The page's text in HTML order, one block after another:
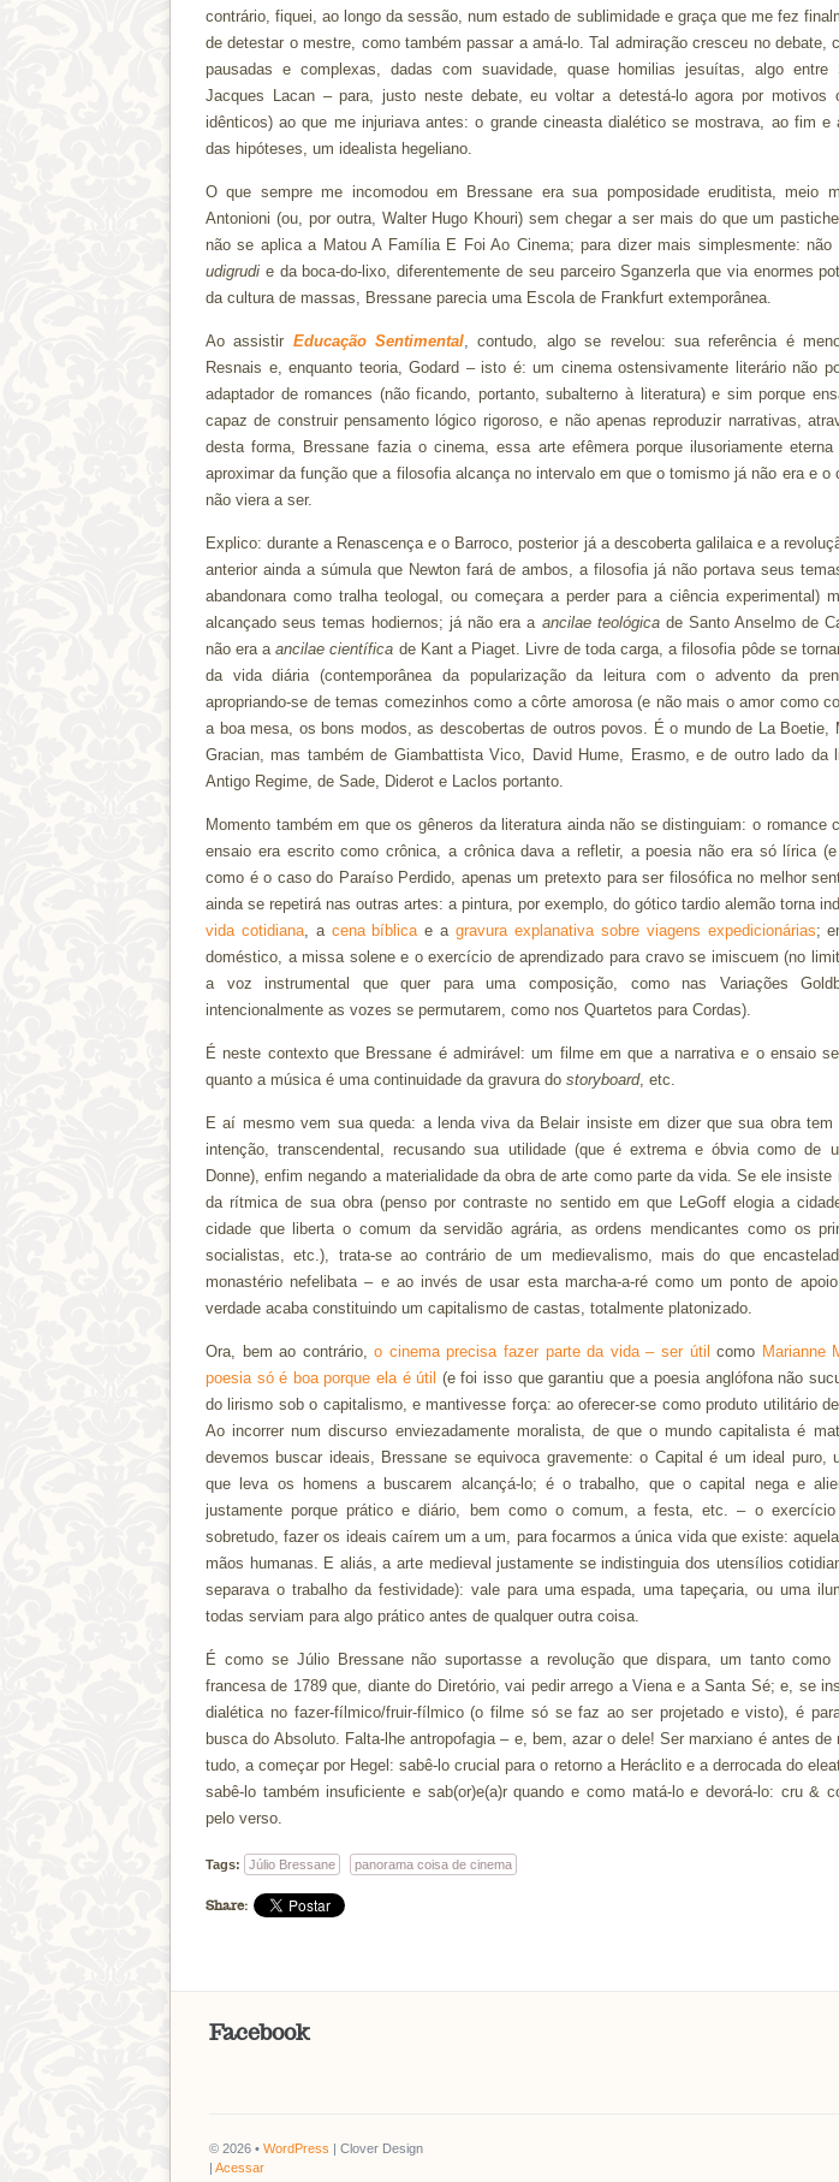
contrário, fiquei, ao longo da sessão, num estado de sublimidade e graça que me fez
de detestar o mestre, como também passar a amá-lo. Tal admiração cresceu no debate,
pausadas e complexas, dadas com suavidade, quase homilias jesuítas, algo entre
Jacques Lacan – para, justo neste debate, eu voltar a detestá-lo agora por motivos
idênticos) ao que me injuriava antes: o grande cineasta dialético se mostrava, ao fim e
das hipóteses, um idealista hegeliano.
O que sempre me incomodou em Bressane era sua pomposidade eruditista, meio
Antonioni (ou, por outra, Walter Hugo Khouri) sem chegar a ser mais do que um
não se aplica a Matou A Família E Foi Ao Cinema; para dizer mais simplesmente: não
udigrudi e da boca-do-lixo, diferentemente de seu parceiro Sganzerla que via enormes
da cultura de massas, Bressane parecia uma Escola de Frankfurt extemporânea.
Ao assistir Educação Sentimental, contudo, algo se revelou: sua referência é
Resnais e, enquanto teoria, Godard – isto é: um cinema ostensivamente literário não
adaptador de romances (não ficando, portanto, subalterno à literatura) e sim porque
capaz de construir pensamento lógico rigoroso, e não apenas reproduzir narrativas,
desta forma, Bressane fazia o cinema, essa arte efêmera porque ilusoriamente
aproximar da função que a filosofia alcança no intervalo em que o tomismo já não era e o
não viera a ser.
Explico: durante a Renascença e o Barroco, posterior já a descoberta galilaica e a
anterior ainda a súmula que Newton fará de ambos, a filosofia já não portava seus
abandonara como tralha teologal, ou começara a perder para a ciência experimental)
alcançado seus temas hodiernos; já não era a ancilae teológicade Santo Anselmo de
não era aancilae científica de Kant a Piaget. Livre de toda carga, a filosofia pôde se
da vida diária (contemporânea da popularização da leitura com o advento da
apropriando-se de temas comezinhos como a côrte amorosa (e não mais o amor como
a boa mesa, os bons modos, as descobertas de outros povos. É o mundo de La Boetie,
Gracian, mas também de Giambattista Vico, David Hume, Erasmo, e de outro lado da
Antigo Regime, de Sade, Diderot e Laclos portanto.
Momento também em que os gêneros da literatura ainda não se distinguiam: o romance
ensaio era escrito como crônica, a crônica dava a refletir, a poesia não era só lírica
como é o caso do Paraíso Perdido, apenas um pretexto para ser filosófica no melhor
ainda se repetirá nas outras artes: a pintura, por exemplo, do gótico tardio alemão torna
vida cotidiana, a cena bíblicae agravura explanativa sobre viagens expedicionárias;
doméstico, a missa solene e o exercício de aprendizado para cravo se imiscuem (no
a voz instrumental que quer para uma composição, como nas Variações
intencionalmente as vozes se permutarem, como nos Quartetos para Cordas).
É neste contexto que Bressane é admirável: um filme em que a narrativa e o ensaio
quanto a música é uma continuidade da gravura do storyboard, etc.
E aí mesmo vem sua queda: a lenda viva da Belair insiste em dizer que sua obra
intenção, transcendental, recusando sua utilidade (que é extrema e óbvia como de
Donne), enfim negando a materialidade da obra de arte como parte da vida. Se ele insiste
da rítmica de sua obra (penso por contraste no sentido em que LeGoff elogia a
cidade que liberta o comum da servidão agrária, as ordens mendicantes como os
socialistas, etc.), trata-se ao contrário de um medievalismo, mais do que
monastério nefelibata – e ao invés de usar esta marcha-a-ré como um ponto de
verdade acaba constituindo um capitalismo de castas, totalmente platonizado.
Ora, bem ao contrário,o cinema precisa fazer parte da vida – ser útil como Marianne
poesia só é boa porque ela é útil (e foi isso que garantiu que a poesia anglófona não
do lirismo sob o capitalismo, e mantivesse força: ao oferecer-se como produto utilitário
Ao incorrer num discurso enviezadamente moralista, de que o mundo capitalista é
devemos buscar ideais, Bressane se equivoca gravemente: o Capital é um ideal puro,
que leva os homens a buscarem alcançá-lo; é o trabalho, que o capital nega e
justamente porque prático e diário, bem como o comum, a festa, etc. – o
sobretudo, fazer os ideais caírem um a um, para focarmos a única vida que existe:
mãos humanas. E aliás, a arte medieval justamente se indistinguia dos utensílios
separava o trabalho da festividade): vale para uma espada, uma tapeçaria, ou uma
todas serviam para algo prático antes de qualquer outra coisa.
É como se Júlio Bressane não suportasse a revolução que dispara, um tanto como
francesa de 1789 que, diante do Diretório, vai pedir arrego a Viena e a Santa Sé; e, se
dialética no fazer-fílmico/fruir-fílmico (o filme só se faz ao ser projetado e visto), é
busca do Absoluto. Falta-lhe antropofagia – e, bem, azar o dele! Ser marxiano é antes de
tudo, a começar por Hegel: sabê-lo crucial para o retorno a Heráclito e a derrocada do
sabê-lo também insuficiente e sab(or)e(a)r quando e como matá-lo e devorá-lo: cru &
pelo verso.
Tags: Júlio Bressane panorama coisa de cinema
Share:
Facebook
© 2026 • WordPress | Clover Design
| Acessar